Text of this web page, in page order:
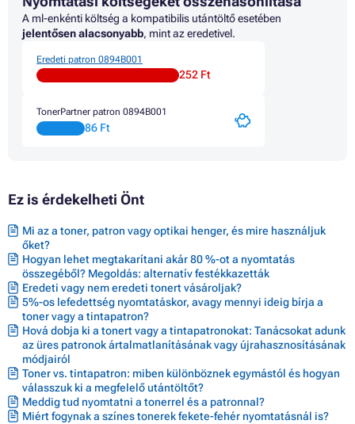
Patron CANON IMAGEPROGRAF 765 MFP M40
Patron CANON IMAGEPROGRAF LP17
Patron CANON IMAGEPROGRAF LP24
Patron CANON LP17
Patron CANON LP24
A ml-enkénti költség a kompatibilis utántöltő esetében
jelentősen alacsonyabb, mint az eredetivel.
Eredeti patron 0894B001
252 Ft
TonerPartner patron 0894B001
86 Ft
Ez is érdekelheti Önt
Mi az a toner, patron vagy optikai henger, és mire használjuk
őket?
Hogyan lehet megtakarítani akár 80 %-ot a nyomtatás
összegéből? Megoldás: alternatív festékkazetták
Eredeti vagy nem eredeti tonert vásároljak?
5%-os lefedettség nyomtatáskor, avagy mennyi ideig bírja a
toner vagy a tintapatron?
Hová dobja ki a tonert vagy a tintapatronokat: Tanácsokat adunk
az üres patronok ártalmatlanításának vagy újrahasznosításának
módjairól
Toner vs. tintapatron: miben különböznek egymástól és hogyan
válasszuk ki a megfelelő utántöltőt?
Meddig tud nyomtatni a tonerrel és a patronnal?
Miért fogynak a színes tonerek fekete-fehér nyomtatásnál is?